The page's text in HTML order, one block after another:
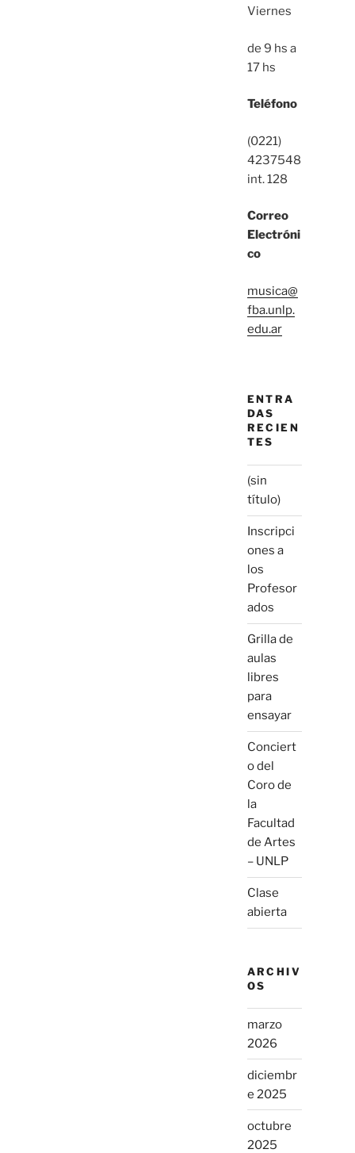
Viernes
de 9 hs a
17 hs
Teléfono
(0221)
4237548
int. 128
Correo
Electróni
co
musica@
fba.unlp.
edu.ar
ENTRA
DAS
RECIEN
TES
(sin
título)
Inscripci
ones a
los
Profesor
ados
Grilla de
aulas
libres
para
ensayar
Conciert
o del
Coro de
la
Facultad
de Artes
– UNLP
Clase
abierta
ARCHIV
OS
marzo
2026
diciembr
e 2025
octubre
2025